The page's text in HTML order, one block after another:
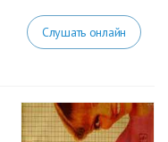
Слушать онлайн